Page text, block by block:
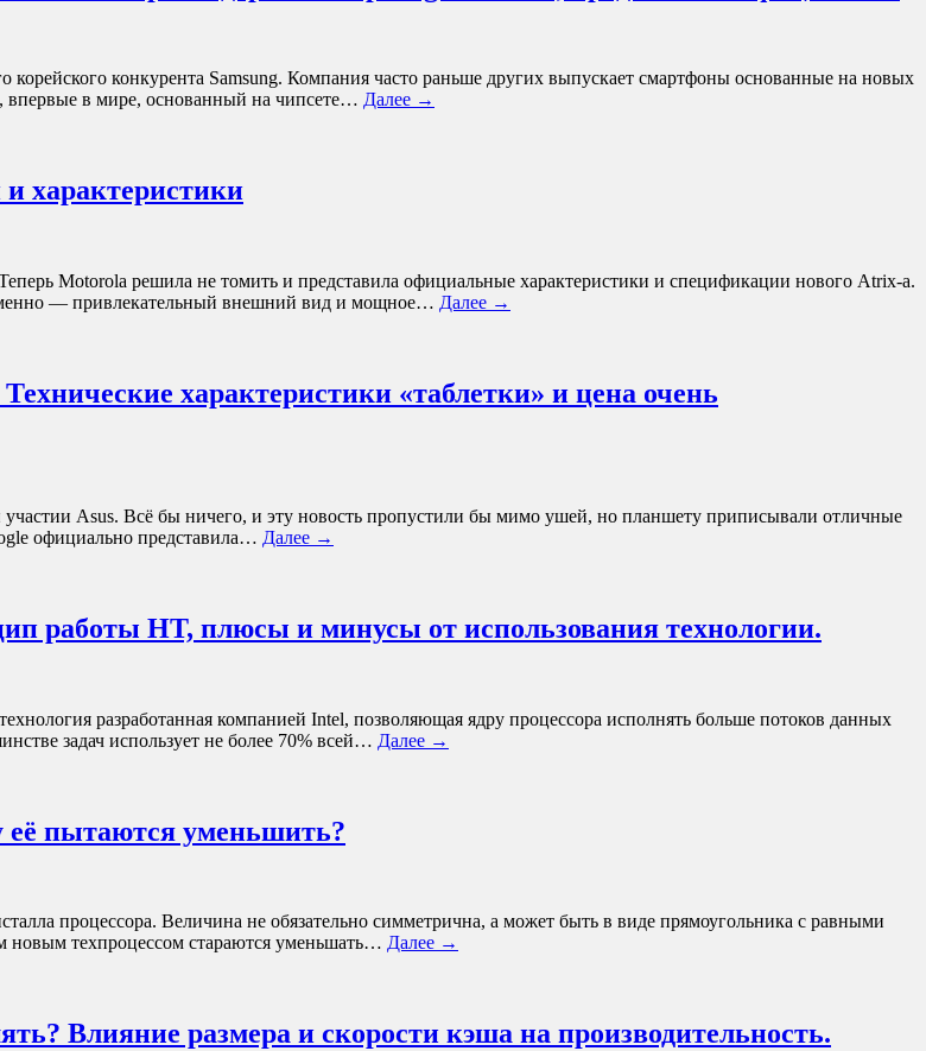
конкурента Samsung. Компания часто раньше других выпускает смартфоны основанные на новых
впервые в мире, основанный на чипсете… Далее →
характеристики
Motorola решила не томить и представила официальные характеристики и спецификации нового Atrix-а.
— привлекательный внешний вид и мощное… Далее →
характеристики «таблетки» и цена очень
Asus. Всё бы ничего, и эту новость пропустили бы мимо ушей, но планшету приписывали отличные
официально представила… Далее →
работы HT, плюсы и минусы от использования технологии.
разработанная компанией Intel, позволяющая ядру процессора исполнять больше потоков данных
задач использует не более 70% всей… Далее →
её пытаются уменьшить?
процессора. Величина не обязательно симметрична, а может быть в виде прямоугольника с равными
техпроцессом стараются уменьшать… Далее →
Влияние размера и скорости кэша на производительность.